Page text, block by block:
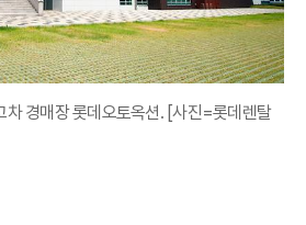
차 경매장 롯데오토옥션. [사진=롯데렌탈